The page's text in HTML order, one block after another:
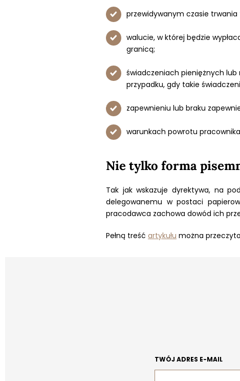
przewidywanym czasie trwania
walucie, w której będzie
granicą;
świadczeniach pieniężnych lub
przypadku, gdy takie
zapewnieniu lub braku
warunkach powrotu
Nie tylko forma
Tak jak wskazuje dyrektywa, na
delegowanemu w postaci
pracodawca zachowa dowód ich
Pełną treść artykułu można
TWÓJ ADRES E-MAIL